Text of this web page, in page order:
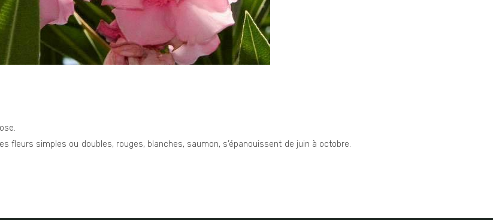
fleurs simples ou doubles, rouges, blanches, saumon, s’épanouissent de juin à octobre.